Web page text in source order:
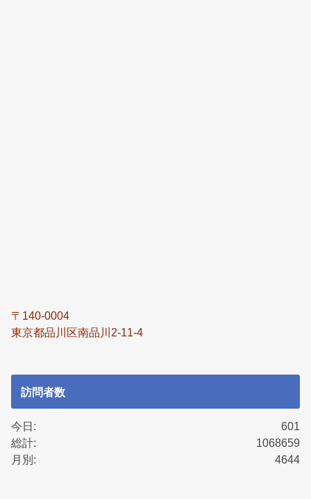
〒140-0004
東京都品川区南品川2-11-4
訪問者数
601
今日:
1068659
総計:
4644
月別: